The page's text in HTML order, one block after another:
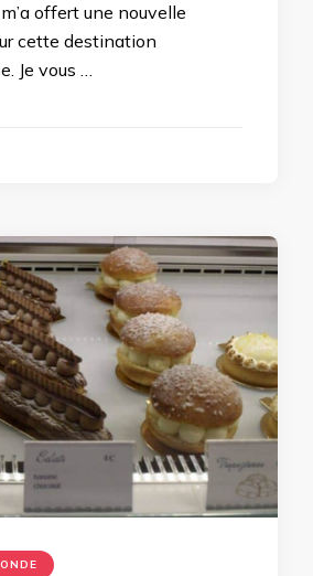
offert une nouvelle
cette destination
Je vous …